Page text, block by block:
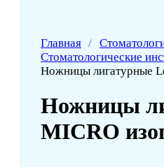
Главная /
Стоматологические
Ножницы лигатурные
Ножницы
MICRO